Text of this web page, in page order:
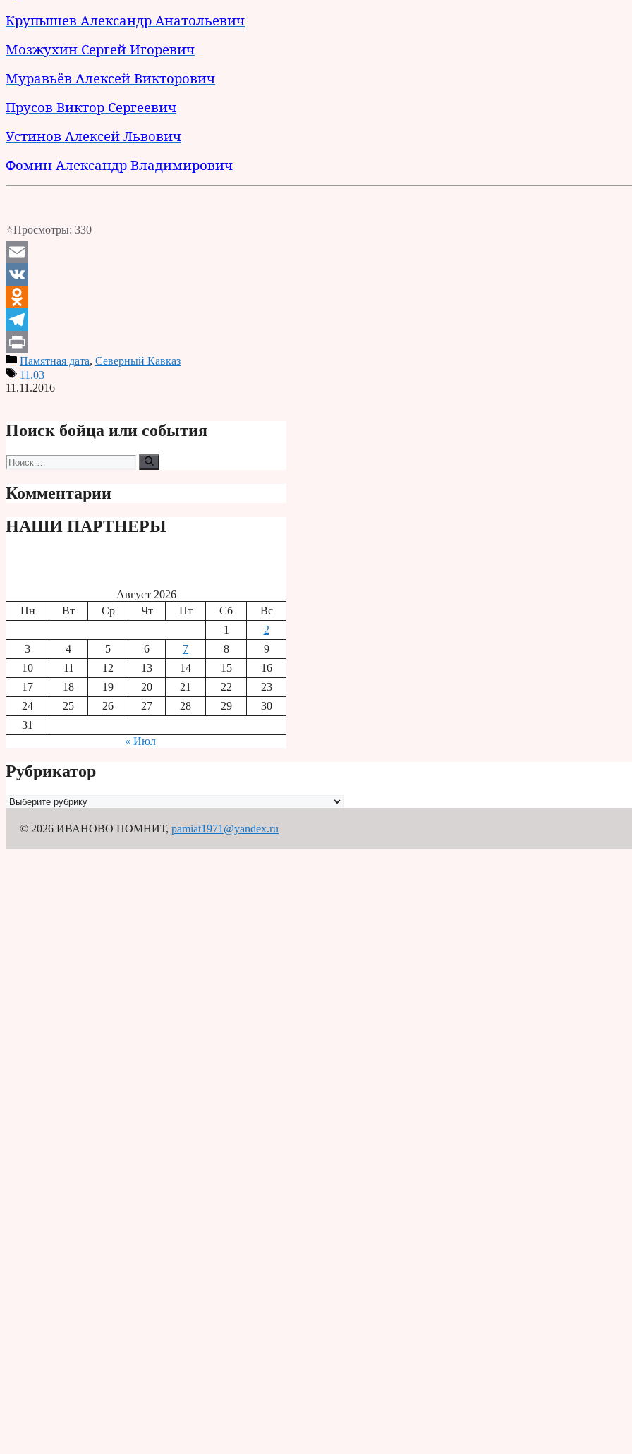
Крупышев Александр Анатольевич
Мозжухин Сергей Игоревич
Муравьёв Алексей Викторович
Прусов Виктор Сергеевич
Устинов Алексей Львович
Фомин Александр Владимирович
⭐Просмотры: 330
Email
VK
Odnoklassniki
Telegram
PrintПамятная дата, Северный Кавказ
11.03
11.11.2016
Поиск бойца или события
Поиск:
Комментарии
НАШИ ПАРТНЕРЫ
Август 2026
Пн
Вт Ср Чт Пт Сб
Вс
1
2
3
4 5 6 7 8
9
10
11 12 13 14 15
16
17
18 19 20 21 22
23
24
25 26 27 28 29
30
31
« Июл
Рубрикатор
Рубрикатор
© 2026 ИВАНОВО ПОМНИТ, pamiat1971@yandex.ru